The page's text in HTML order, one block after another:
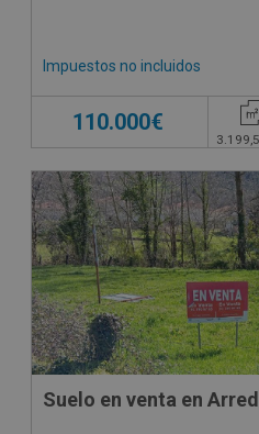
Impuestos no incluidos
110.000€
Suelo en venta en